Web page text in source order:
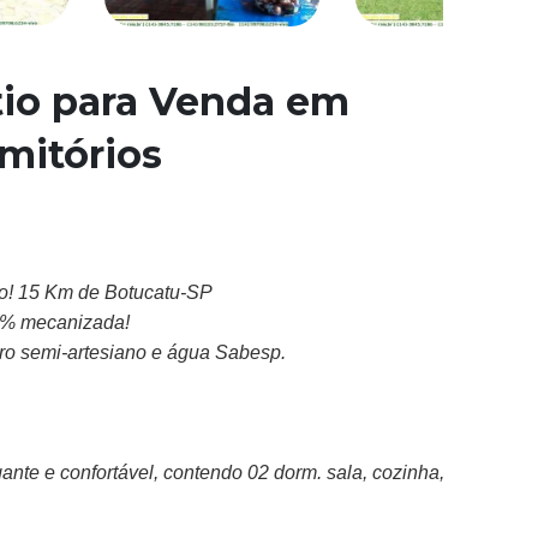
para Venda em
15 Km de Botucatu-SP
mecanizada!
semi-artesiano e água Sabesp.
e confortável, contendo 02 dorm. sala, cozinha,